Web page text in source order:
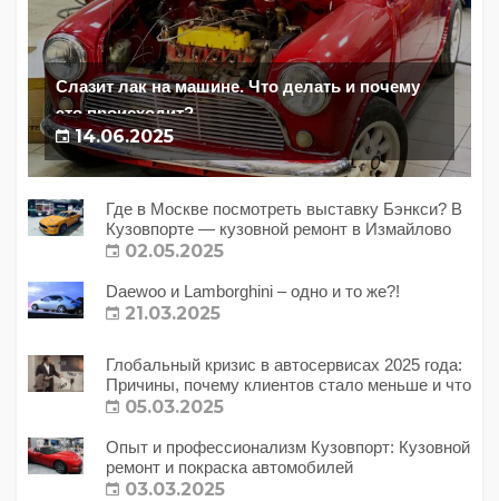
Слазит лак на машине. Что делать и почему
это происходит?
14.06.2025
Где в Москве посмотреть выставку Бэнкси? В
Кузовпорте — кузовной ремонт в Измайлово
02.05.2025
Daewoo и Lamborghini – одно и то же?!
21.03.2025
Глобальный кризис в автосервисах 2025 года:
Причины, почему клиентов стало меньше и что
с этим делать?
05.03.2025
Опыт и профессионализм Кузовпорт: Кузовной
ремонт и покраска автомобилей
03.03.2025